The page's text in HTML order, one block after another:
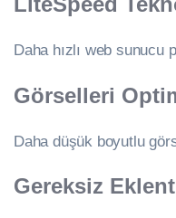
Daha hızlı web sunucu
Görselleri
Daha düşük boyutlu
Gereksiz